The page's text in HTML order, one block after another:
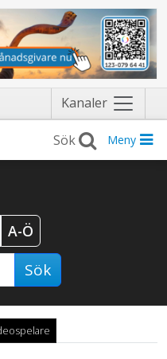
Kanaler Näytä
valikko
Meny
A-Ö
Sök